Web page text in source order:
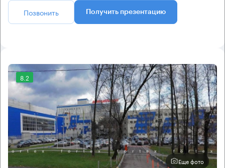
Позвонить Получить презентацию
8.2
Еще фото